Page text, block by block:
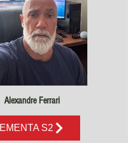
Alexandre Ferrari
EMENTA S2